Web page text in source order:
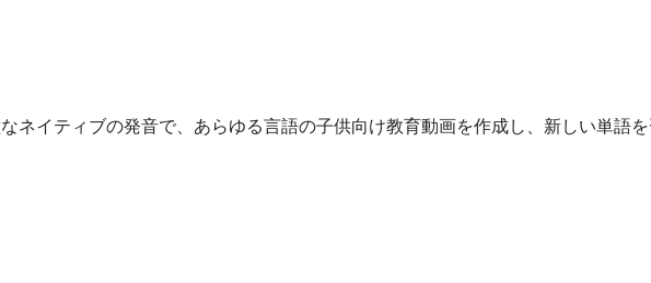
ネイティブの発音で、あらゆる言語の子供向け教育動画を作成し、新しい単語を